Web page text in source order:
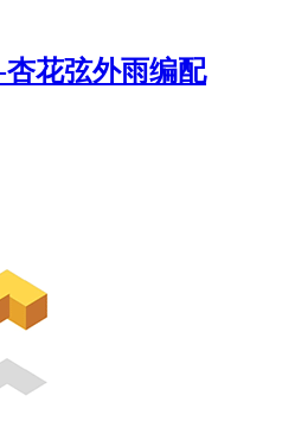
花弦外雨编配